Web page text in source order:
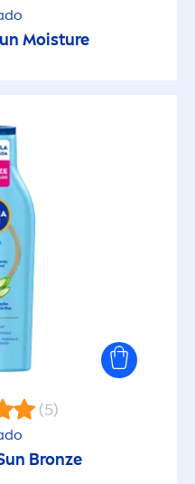
Moisture
(5)
Bronze